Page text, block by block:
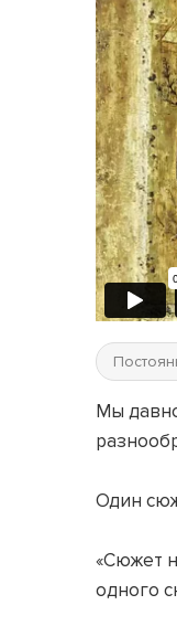
Мы
Один
«Сюжет
одного